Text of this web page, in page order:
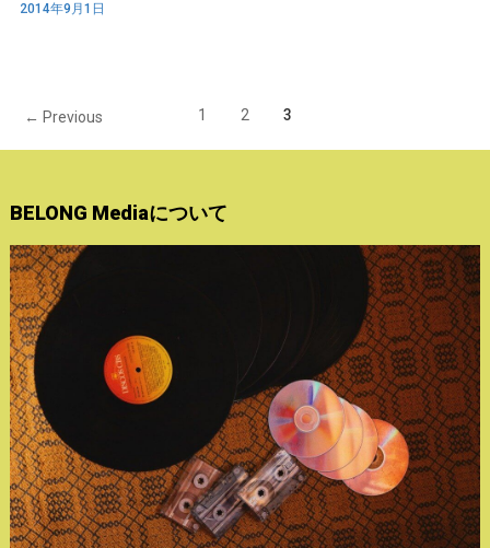
2014年9月1日
← Previous 1 2 3
BELONG Mediaについて